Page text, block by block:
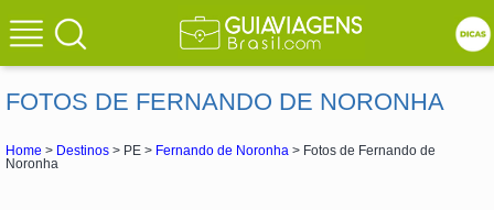
FOTOS DE FERNANDO DE NORONHA
Home > Destinos > PE > Fernando de Noronha > Fotos de Fernando de
Noronha